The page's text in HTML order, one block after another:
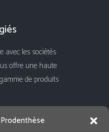
avec les sociétés
offre une haute
de produits